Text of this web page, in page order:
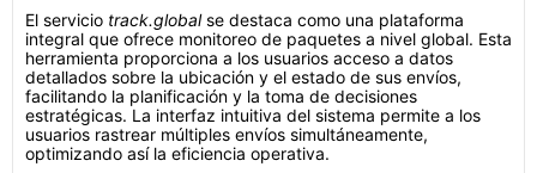
El servicio track.globalse destaca como una plataforma
integral que ofrece monitoreo de paquetes a nivel global. Esta
herramienta proporciona a los usuarios acceso a datos
detallados sobre la ubicación y el estado de sus envíos,
facilitando la planificación y la toma de decisiones
estratégicas. La interfaz intuitiva del sistema permite a los
usuarios rastrear múltiples envíos simultáneamente,
optimizando así la eficiencia operativa.